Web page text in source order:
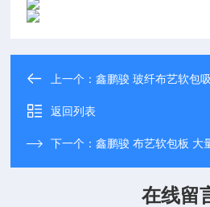
上一个：鑫鹏骏 玻纤布艺软包吸音板
返回列表
下一个：鑫鹏骏 布艺软包板 大量供应酒店
在线留